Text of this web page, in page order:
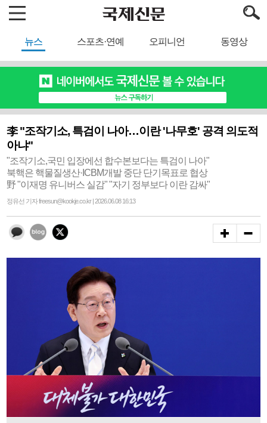
뉴스 스포츠·연예 오피니언 동영상
李 "조작기소, 특검이 나아…이란 '나무호' 공격 의도적
아냐"
"조작기소,국민 입장에선 합수본보다는 특검이 나아"
북핵은 핵물질생산·ICBM개발 중단 단기목표로 협상
野 "이재명 유니버스 실감" "자기 정부보다 이란 감싸"
정유선 기자 freesun@kookje.co.kr | 2026.06.08 16:13